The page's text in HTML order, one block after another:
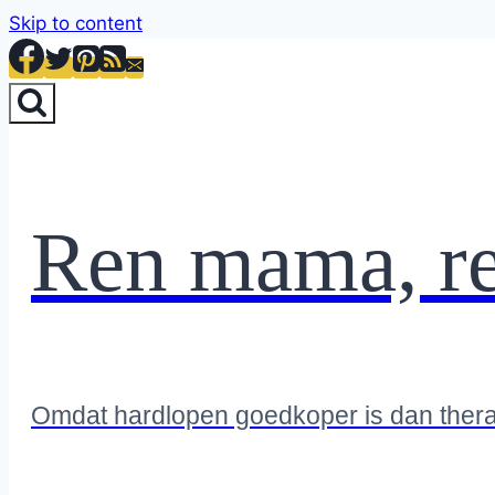
Skip to content
Ren mama,
Omdat hardlopen goedkoper is dan